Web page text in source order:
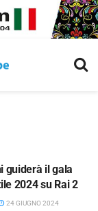
guiderà il gala
2024 su Rai 2
24 GIUGNO 2024